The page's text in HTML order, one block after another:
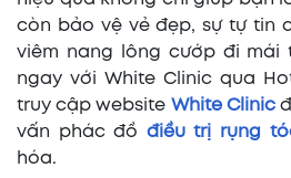
còn bảo vệ vẻ đẹp, sự tự tin
viêm nang lông cướp đi mái
ngay với White Clinic qua
truy cập website White Clinic
vấn phác đồ điều trị rụng
hóa.